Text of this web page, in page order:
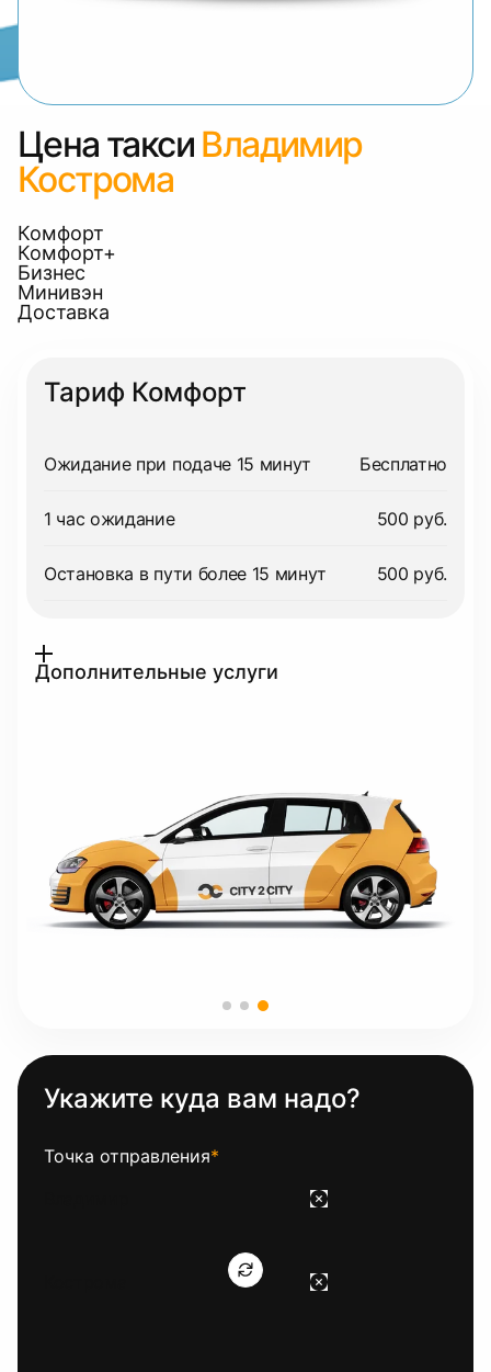
Цена такси Владимир
Кострома
Комфорт
Комфорт+
Бизнес
Минивэн
Доставка
Тариф Комфорт
Ожидание при подаче 15 минут Бесплатно
1 час ожидание 500 руб.
Остановка в пути более 15 минут 500 руб.
Дополнительные услуги
Укажите куда вам надо?
Точка отправления*